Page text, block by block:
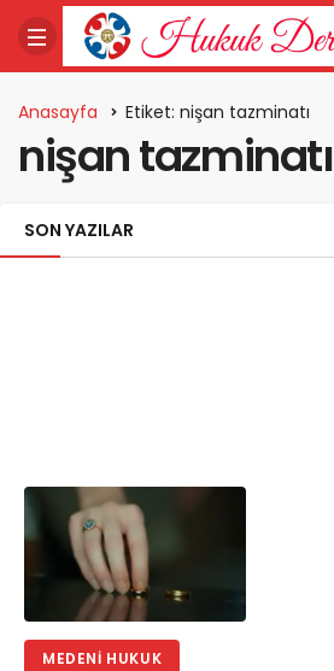
Anasayfa Etiket: nişan tazminatı
nişan tazminatı
SON YAZILAR
MEDENI HUKUK